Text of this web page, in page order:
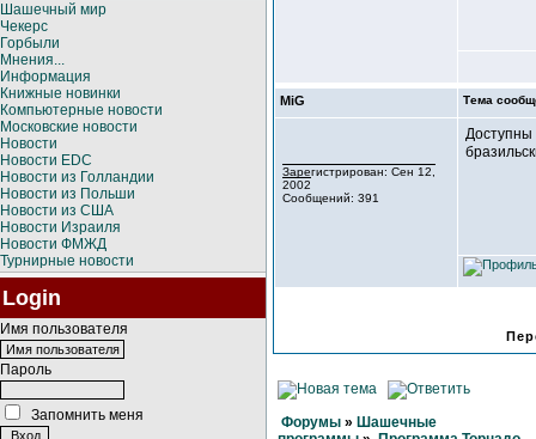
Шашечный мир
Чекерс
Горбыли
Мнения...
Информация
Книжные новинки
Компьютерные новости
Московские новости
Новости
Новости EDC
Новости из Голландии
Новости из Польши
Новости из США
Новости Израиля
Новости ФМЖД
Турнирные новости
Login
Имя пользователя
Пароль
Запомнить меня
MiG Тема
Зарегистрирован: Сен 12,
2002
Сообщений: 391
Доступны
Форумы » Шашечные